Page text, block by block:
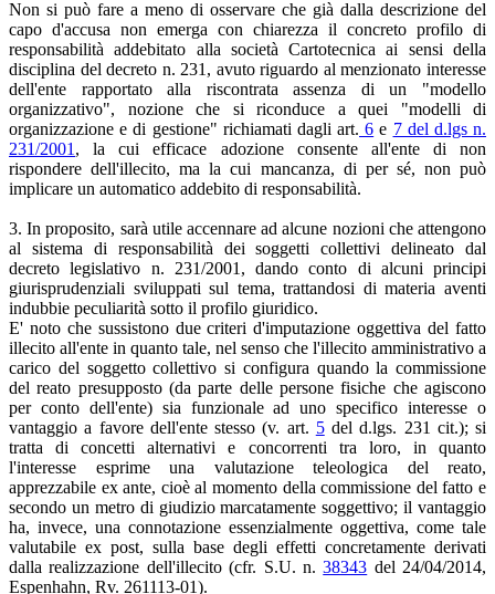
Non si può fare a meno di osservare che già dalla descrizione del
capo d'accusa non emerga con chiarezza il concreto profilo di
responsabilità addebitato alla società Cartotecnica ai sensi della
disciplina del decreto n. 231, avuto riguardo al menzionato interesse
dell'ente rapportato alla riscontrata assenza di un "modello
organizzativo", nozione che si riconduce a quei "modelli di
organizzazione e di gestione" richiamati dagli art. 6 e 7 del d.lgs n.
231/2001 , la cui efficace adozione consente all'ente di non
rispondere dell'illecito, ma la cui mancanza, di per sé, non può
implicare un automatico addebito di responsabilità.
3. In proposito, sarà utile accennare ad alcune nozioni che attengono
al sistema di responsabilità dei soggetti collettivi delineato dal
decreto legislativo n. 231/2001, dando conto di alcuni principi
giurisprudenziali sviluppati sul tema, trattandosi di materia aventi
indubbie peculiarità sotto il profilo giuridico.
E' noto che sussistono due criteri d'imputazione oggettiva del fatto
illecito all'ente in quanto tale, nel senso che l'illecito amministrativo a
carico del soggetto collettivo si configura quando la commissione
del reato presupposto (da parte delle persone fisiche che agiscono
per conto dell'ente) sia funzionale ad uno specifico interesse o
vantaggio a favore dell'ente stesso (v. art. 5del d.lgs. 231 cit.); si
tratta di concetti alternativi e concorrenti tra loro, in quanto
l'interesse esprime una valutazione teleologica del reato,
apprezzabile ex ante, cioè al momento della commissione del fatto e
secondo un metro di giudizio marcatamente soggettivo; il vantaggio
ha, invece, una connotazione essenzialmente oggettiva, come tale
valutabile ex post, sulla base degli effetti concretamente derivati
dalla realizzazione dell'illecito (cfr. S.U. n.38343 del 24/04/2014,
Espenhahn, Rv. 261113-01).